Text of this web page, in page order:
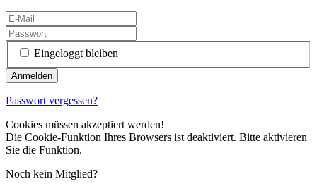
Eingeloggt bleiben
Passwort vergessen?
Cookies müssen akzeptiert werden!
Die Cookie-Funktion Ihres Browsers ist deaktiviert. Bitte aktivieren
Sie die Funktion.
Noch kein Mitglied?